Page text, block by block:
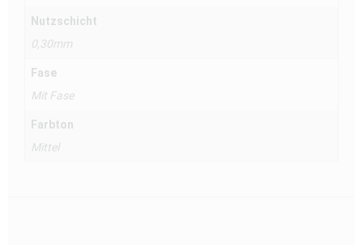
Nutzschicht
0,30mm
Fase
Mit Fase
Farbton
Mittel